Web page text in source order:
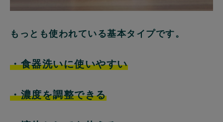
もっとも使われている基本タイプです。
・食器洗いに使いやすい
・濃度を調整できる